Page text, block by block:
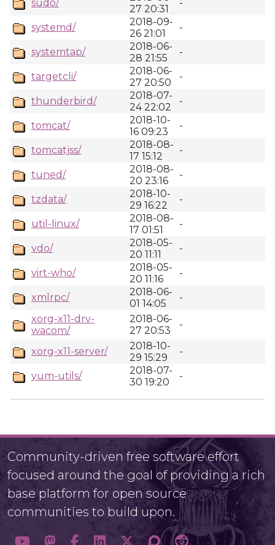
sudo/
27 20:31
-
systemd/
2018-09-
26 21:01
-
systemtap/
2018-06-
28 21:55
-
targetcli/
2018-06-
27 20:50
-
thunderbird/
2018-07-
24 22:02
-
tomcat/
2018-10-
16 09:23
-
tomcatjss/
2018-08-
17 15:12
-
tuned/
2018-08-
20 23:16
-
tzdata/
2018-10-
29 16:22
-
util-linux/
2018-08-
17 01:51
-
vdo/
2018-05-
20 11:11
-
virt-who/
2018-05-
20 11:16
-
xmlrpc/
2018-06-
01 14:05
-
xorg-x11-drv-
wacom/
2018-06-
27 20:53
-
xorg-x11-server/
2018-10-
29 15:29
-
yum-utils/
2018-07-
30 19:20
-
Community-driven free software effort
focused around the goal of providing a rich
base platform for open source
communities to build upon.